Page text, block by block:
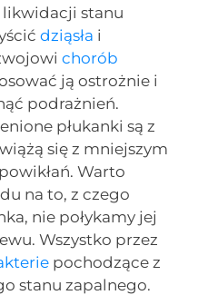
likwidacji stanu
dziąsła i
chorób
ją ostrożnie i
podrażnień.
płukanki są z
się z mniejszym
Warto
na to, z czego
nie połykamy jej
Wszystko przez
pochodzące z
stanu zapalnego.